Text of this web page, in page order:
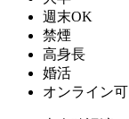
週末OK
禁煙
高身長
婚活
オンライン可